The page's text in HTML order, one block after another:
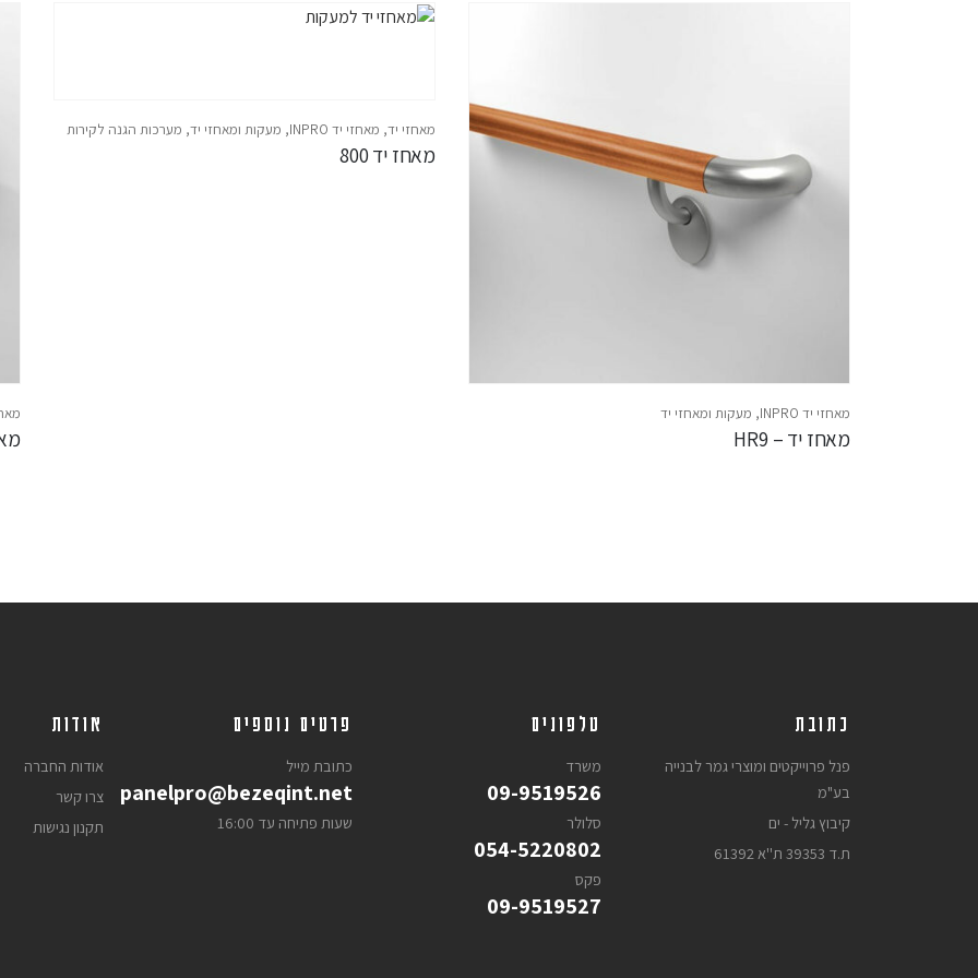
מאחזי יד INPRO , מעקות ומאחזי יד
מאחז יד – HR9
מאחזי יד, מאחזי יד INPRO , מעקות ומאחזי יד, מערכות הגנה לקירות
מאחז יד 800
כתובת
פנל פרוייקטים ומוצרי גמר לבנייה
בע"מ
קיבוץ גליל - ים
ת.ד 39353 ת''א 61392
טלפונים
משרד
09-9519526
סלולר
054-5220802
פקס
09-9519527
פרטים נוספים
כתובת מייל
panelpro@bezeqint.net
שעות פתיחה עד 16:00
אודות
אודות החברה
צרו קשר
תקנון נגישות